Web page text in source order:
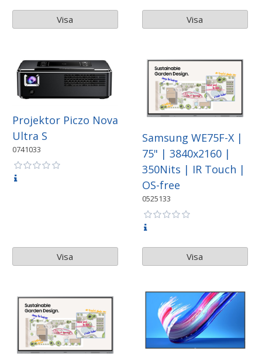
Visa Visa
Projektor Piczo Nova
Ultra S
0741033
Visa
Samsung WE75F-X |
75" | 3840x2160 |
350Nits | IR Touch |
OS-free
0525133
Visa